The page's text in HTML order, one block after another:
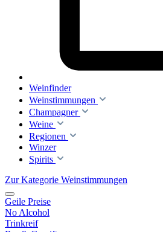
Weinfinder
Weinstimmungen
Champagner
Weine
Regionen
Winzer
Spirits
Zur Kategorie Weinstimmungen
Geile Preise
No Alcohol
Trinkreif